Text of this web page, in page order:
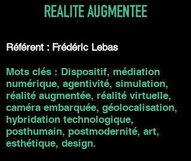
Référent : Frédéric Lebas
Mots clés : Dispositif, médiation
numérique, agentivité, simulation,
réalité augmentée, réalité virtuelle,
caméra embarquée, géolocalisation,
hybridation technologique,
posthumain, postmodernité, art,
esthétique, design.